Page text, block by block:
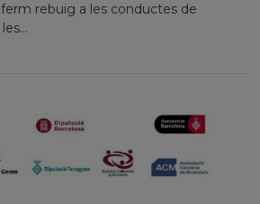
rebuig a les conductes de